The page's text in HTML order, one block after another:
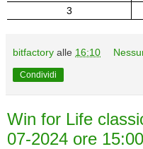
3
bitfactory alle 16:10
Condividi
Win for Life
07-2024 ore 15:00